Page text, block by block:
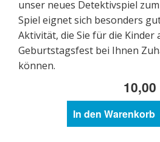
unser neues Detektivspiel
Spiel eignet sich besonders
Aktivität, die Sie für die Kinder
Geburtstagsfest bei Ihnen
können.
10,00
In den Warenkorb